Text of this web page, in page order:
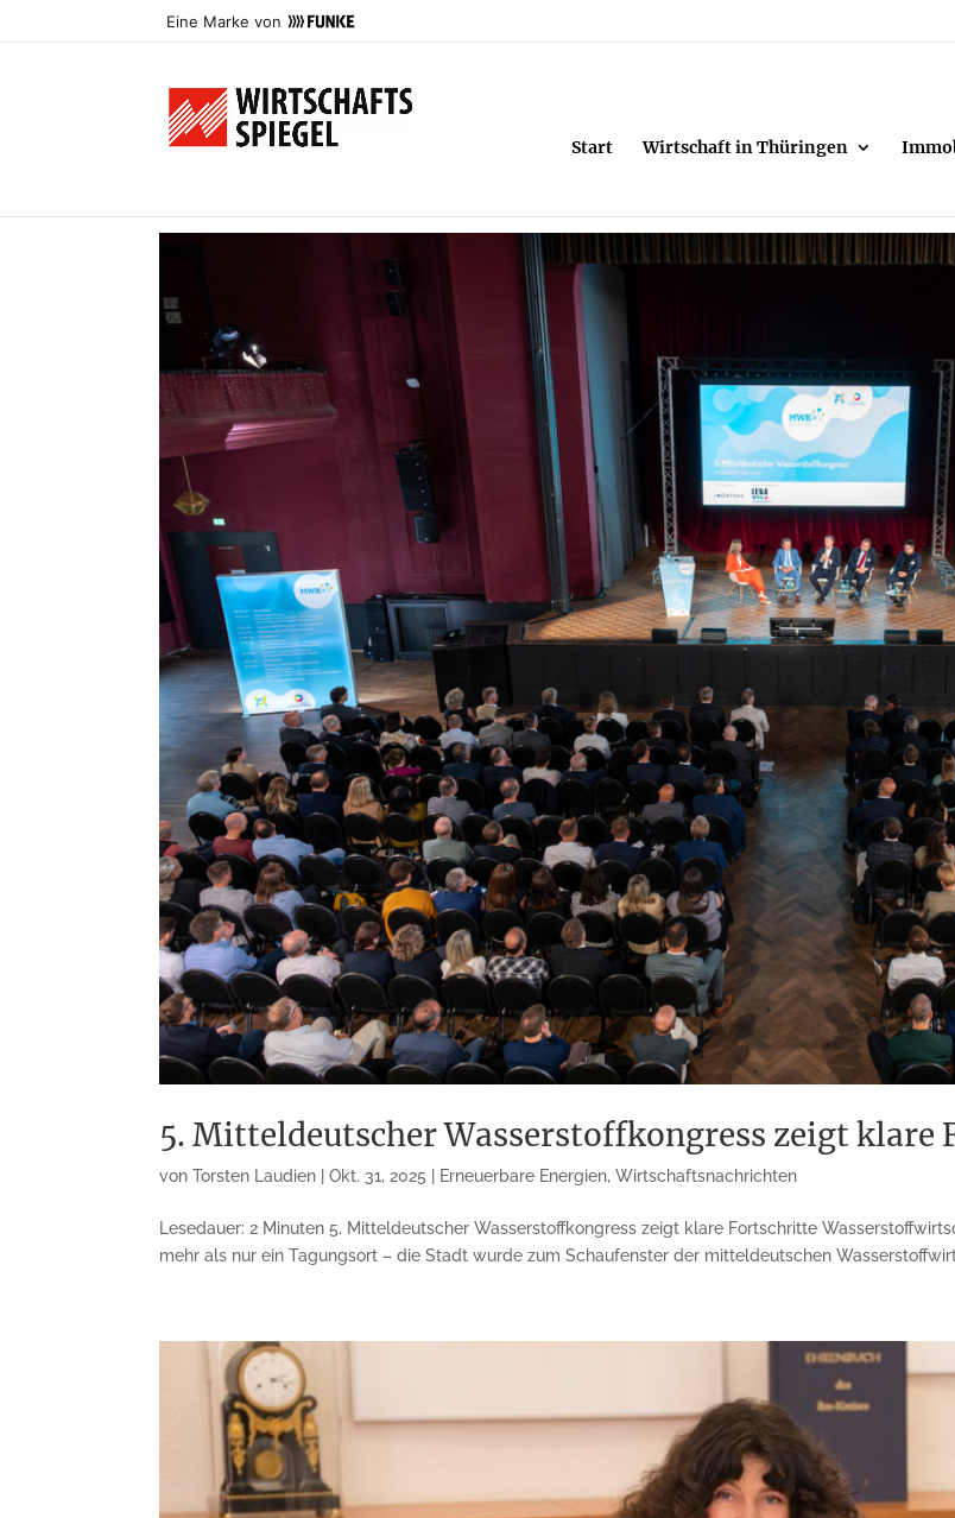
Eine Marke von
Start Wirtschaft in Thüringen
5. Mitteldeutscher Wasserstoffkongress zeigt klare
vonTorsten Laudien |Okt. 31, 2025 Erneuerbare Energien,Wirtschaftsnachrichten
Lesedauer: 2 Minuten 5. Mitteldeutscher Wasserstoffkongress zeigt klare Fortschritte
mehr als nur ein Tagungsort – die Stadt wurde zum Schaufenster der mitteldeutschen